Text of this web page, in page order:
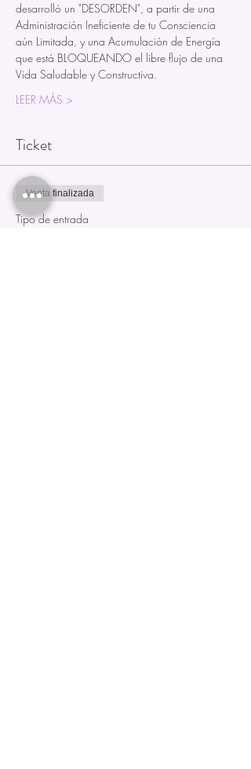
desarrolló un "DESORDEN", a partir de una
Administración Ineficiente de tu Consciencia
aún Limitada, y una Acumulación de Energía
que está BLOQUEANDO el libre flujo de una
Vida Saludable y Constructiva.
LEER MÁS >
Ticket
Venta finalizada
Tipo de entrada